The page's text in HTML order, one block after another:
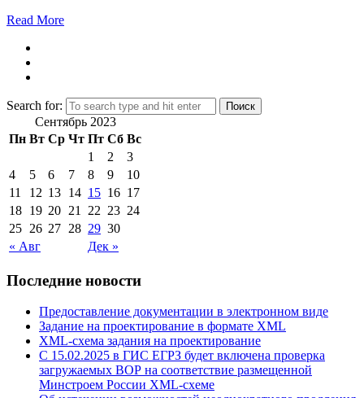
Read More
Search for:
Сентябрь 2023
Пн Вт Ср Чт Пт Сб Вс
« Авг Дек »
1 2
3
4
5 6 7 8 9
10
11
12 13 14 15 16 17
18 19 20 21 22 23 24
25 26 27 28 29 30
Последние новости
Предоставление документации в электронном виде
Задание на проектирование в формате XML
XML-схема задания на проектирование
C 15.02.2025 в ГИС ЕГРЗ будет включена проверка
загружаемых ВОР на соответствие размещенной
Минстроем России XML-схеме